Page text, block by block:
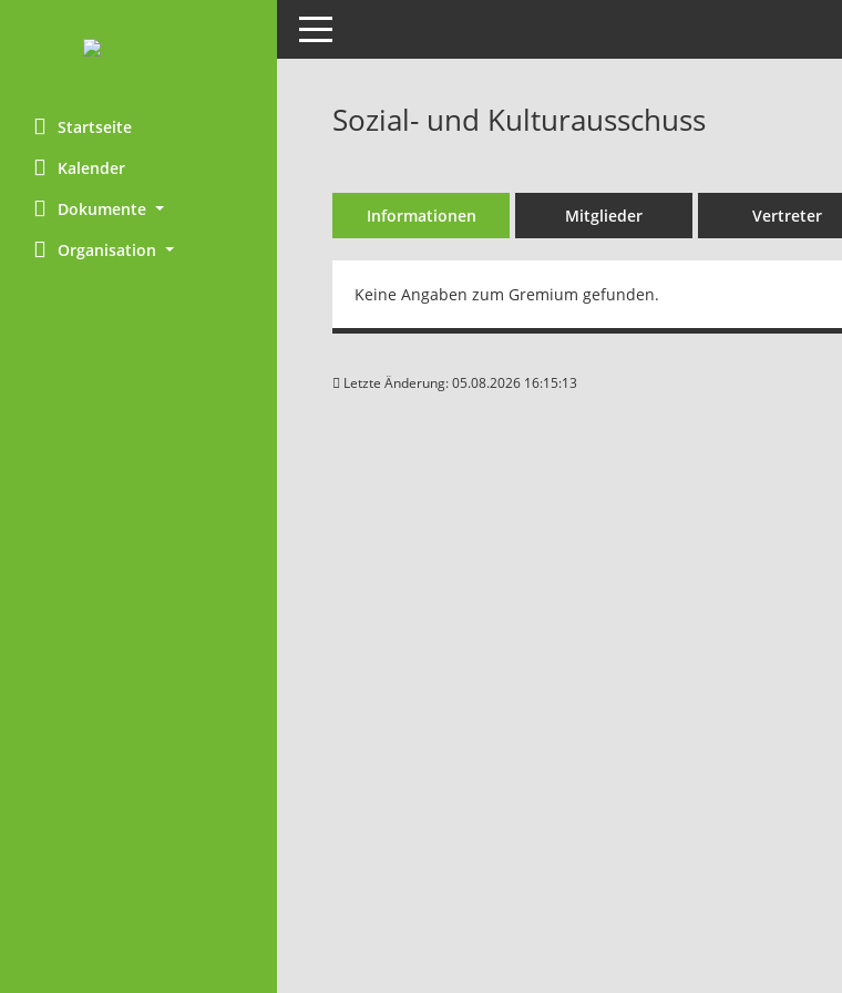
Startseite
Kalender
Dokumente
Organisation
Toggle navigation
Sozial- und Kulturausschuss
Informationen Mitglieder Vertreter
Keine Angaben zum Gremium gefunden.
Letzte Änderung: 05.08.2026 16:15:13